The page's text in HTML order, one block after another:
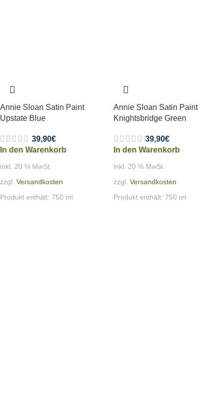
Annie Sloan Satin Paint
Upstate Blue
39,90€
In den Warenkorb
inkl. 20 % MwSt.
zzgl. Versandkosten
Produkt enthält: 750 ml
Annie Sloan Satin Paint
Knightsbridge Green
39,90€
In den Warenkorb
inkl. 20 % MwSt.
zzgl. Versandkosten
Produkt enthält: 750 ml